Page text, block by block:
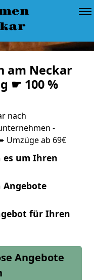
am Neckar
☛ 100 %
nach
-
Umzüge ab 69€
um Ihren
Angebote
für Ihren
Angebote